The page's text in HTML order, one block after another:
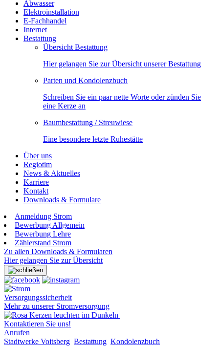
Abwasser
Elektroinstallation
E-Fachhandel
Internet
Bestattung
Übersicht Bestattung
Hier gelangen Sie zur Übersicht unserer Bestattung
Parten und Kondolenzbuch
Schreiben Sie ein paar nette Worte oder zünden Sie
eine Kerze an
Baumbestattung / Streuwiese
Eine besondere letzte Ruhestätte
Über uns
Regiotim
News & Aktuelles
Karriere
Kontakt
Downloads & Formulare
Anmeldung Strom
Bewerbung Allgemein
Bewerbung Lehre
Zählerstand Strom
Zu allen Downloads & Formularen
Hier gelangen Sie zur Übersicht
Versorgungssicherheit
Mehr zu unserer Stromversorgung
Kontaktieren Sie uns!
Anrufen
Stadtwerke Voitsberg Bestattung Kondolenzbuch